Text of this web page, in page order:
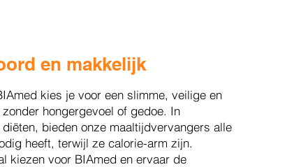
en makkelijk
kies je voor een slimme, veilige en
hongergevoel of gedoe. In
bieden onze maaltijdvervangers alle
heeft, terwijl ze calorie-arm zijn.
kiezen voor BIAmed en ervaar de